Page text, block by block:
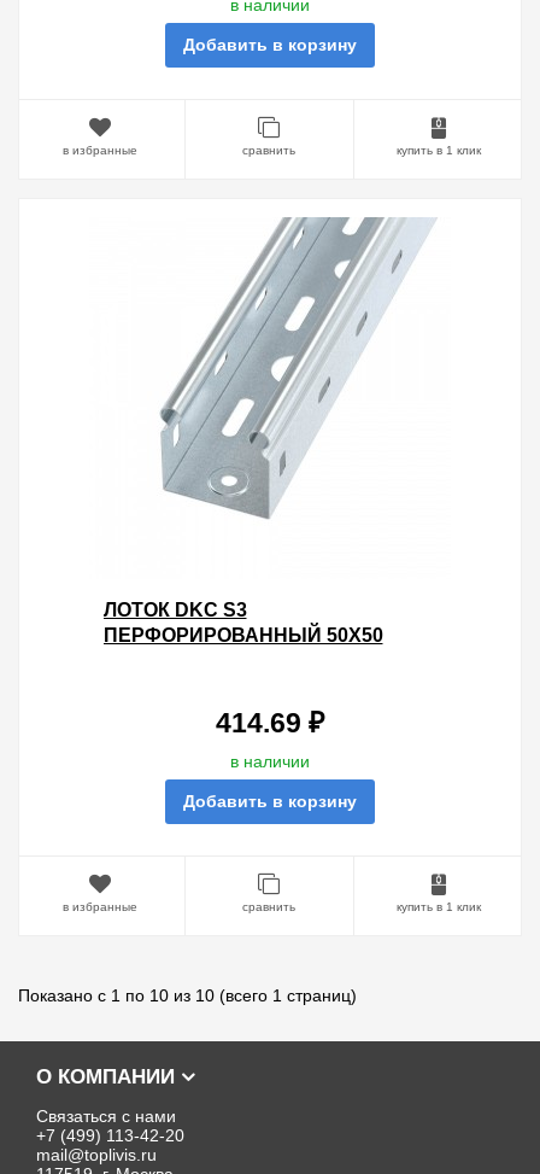
в наличии
Добавить в корзину
в избранные сравнить купить в 1 клик
ЛОТОК DKC S3
ПЕРФОРИРОВАННЫЙ 50Х50
414.69 ₽
в наличии
Добавить в корзину
в избранные сравнить купить в 1 клик
Показано с 1 по 10 из 10 (всего 1 страниц)
О КОМПАНИИ
Связаться с нами
+7 (499) 113-42-20
mail@toplivis.ru